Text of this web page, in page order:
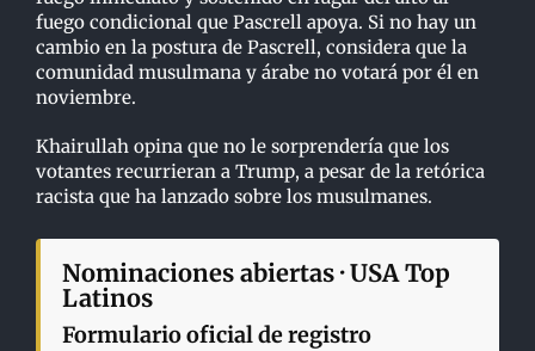
fuego condicional que Pascrell apoya. Si no hay un
cambio en la postura de Pascrell, considera que la
comunidad musulmana y árabe no votará por él en
noviembre.
Khairullah opina que no le sorprendería que los
votantes recurrieran a Trump, a pesar de la retórica
racista que ha lanzado sobre los musulmanes.
Nominaciones abiertas · USA Top
Latinos
Formulario oficial de registro